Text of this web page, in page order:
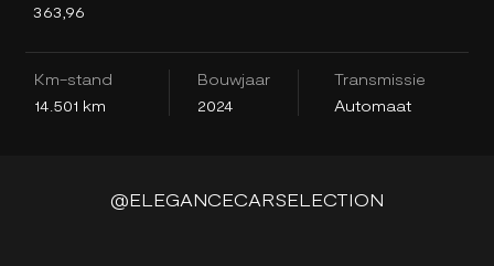
363,96
Km-stand
14.501 km
Bouwjaar
2024
Transmissie
Automaat
@ELEGANCECARSELECTION